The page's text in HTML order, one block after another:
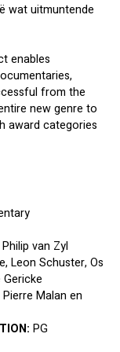
wat uitmuntende
enables
from the
new genre to
award categories
Philip van Zyl
Leon Schuster, Os
Pierre Malan en
PG